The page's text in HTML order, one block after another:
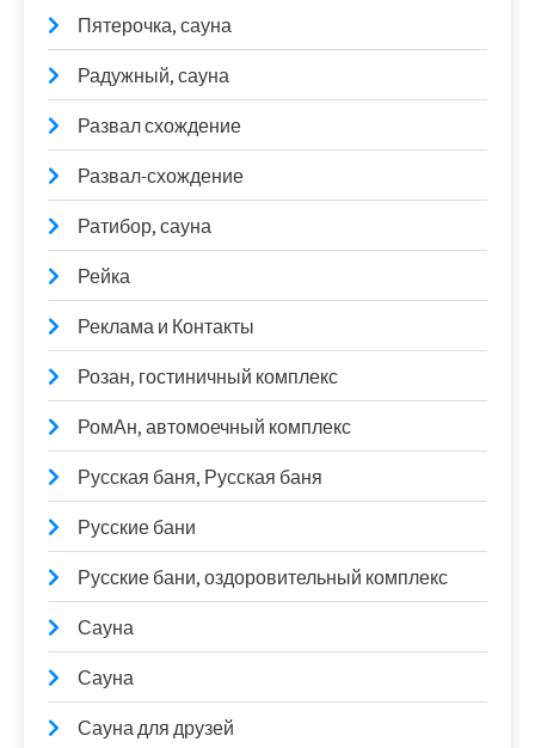
Пятерочка, сауна
Радужный, сауна
Развал схождение
Развал-схождение
Ратибор, сауна
Рейка
Реклама и Контакты
Розан, гостиничный комплекс
РомАн, автомоечный комплекс
Русская баня, Русская баня
Русские бани
Русские бани, оздоровительный комплекс
Сауна
Сауна
Сауна для друзей